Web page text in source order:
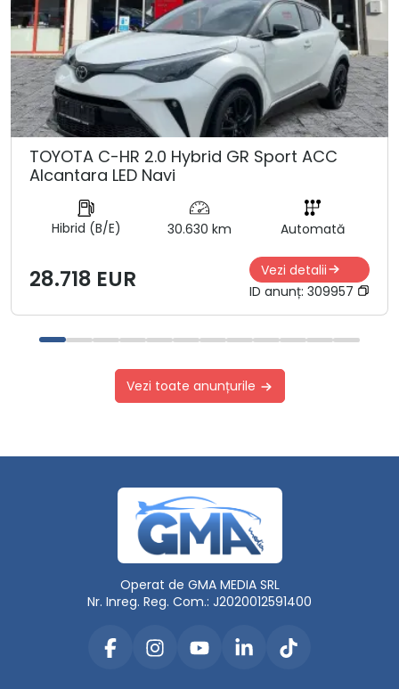
TOYOTA C-HR 2.0 Hybrid GR Sport ACC
Alcantara LED Navi
Hibrid (B/E) 30.630 km Automată
28.718 EUR
Vezi detalii
ID anunț: 309957
Vezi toate anunțurile
Operat de GMA MEDIA SRL
Nr. Inreg. Reg. Com.: J2020012591400